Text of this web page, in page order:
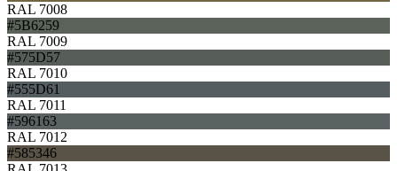
RAL 7008
#5B6259
RAL 7009
#575D57
RAL 7010
#555D61
RAL 7011
#596163
RAL 7012
#585346